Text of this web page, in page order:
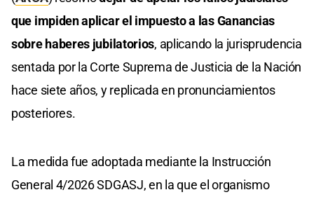
que impiden aplicar el impuesto a las Ganancias
sobre haberes jubilatorios, aplicando la jurisprudencia
sentada por la Corte Suprema de Justicia de la Nación
hace siete años, y replicada en pronunciamientos
posteriores.
La medida fue adoptada mediante la Instrucción
General 4/2026 SDGASJ, en la que el organismo